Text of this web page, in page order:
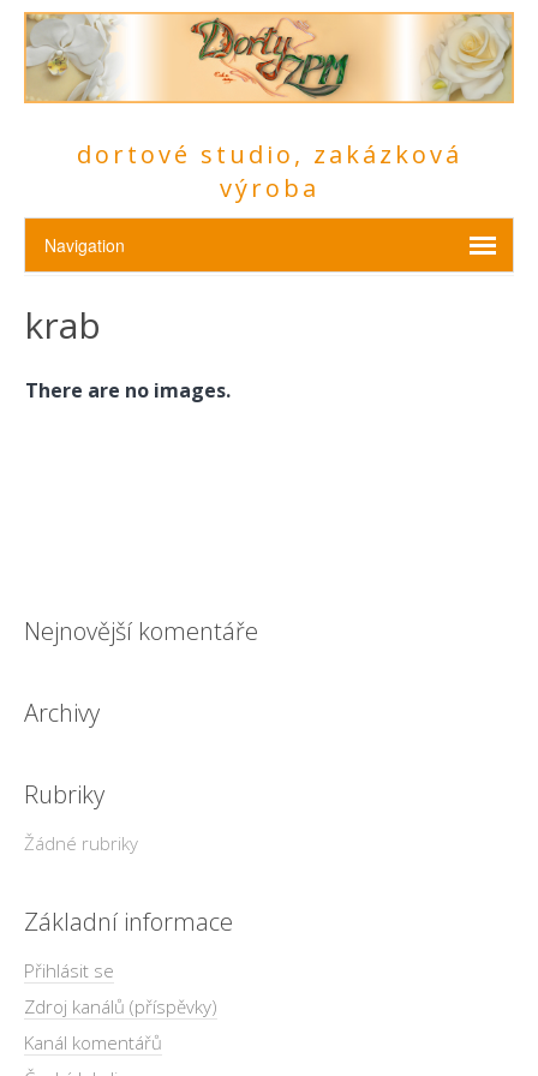
dortové studio, zakázková
výroba
krab
There are no images.
Nejnovější komentáře
Archivy
Rubriky
Žádné rubriky
Základní informace
Přihlásit se
Zdroj kanálů (příspěvky)
Kanál komentářů